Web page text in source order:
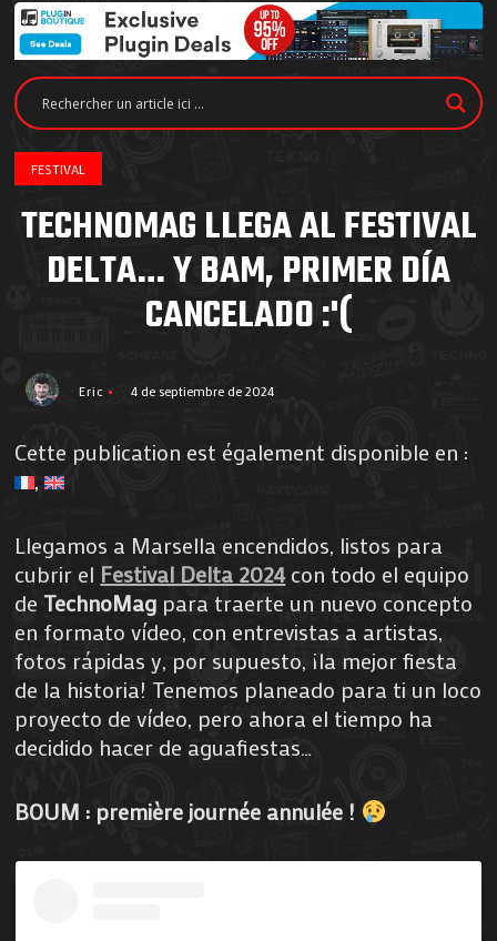
FESTIVAL
TECHNOMAG LLEGA AL FESTIVAL
DELTA… Y BAM, PRIMER DÍA
CANCELADO :'(
Eric 4 de septiembre de 2024
Cette publication est également disponible en :
Llegamos a Marsella encendidos, listos para
cubrir el Festival Delta 2024con todo el equipo
de TechnoMag para traerte un nuevo concepto
en formato vídeo, con entrevistas a artistas,
fotos rápidas y, por supuesto, ¡la mejor fiesta
de la historia! Tenemos planeado para ti un loco
proyecto de vídeo, pero ahora el tiempo ha
decidido hacer de aguafiestas…
BOUM : première journée annulée !